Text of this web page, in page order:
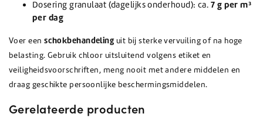
Dosering granulaat (dagelijks onderhoud): ca. 7 g per m³
per dag
Voer eenschokbehandelinguit bij sterke vervuiling of na hoge
belasting. Gebruik chloor uitsluitend volgens etiket en
veiligheidsvoorschriften, meng nooit met andere middelen en
draag geschikte persoonlijke beschermingsmiddelen.
Gerelateerde producten